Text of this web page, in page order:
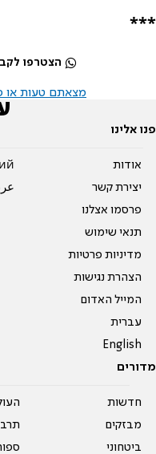
***
הצטרפו
מצאתם טעות או
פנו אלינו
אודות
יצירת קשר
פרסמו אצלנו
תנאי שימוש
מדיניות פרטיות
הצהרת נגישות
המייל האדום
עברית
English
מדורים
חדשות
מבזקים
ביטחוני